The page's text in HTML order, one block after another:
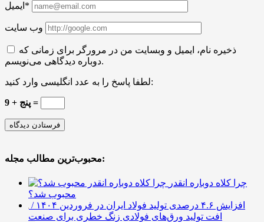
ایمیل*
وب سایت
ذخیره نام، ایمیل و وبسایت من در مرورگر برای زمانی که
دوباره دیدگاهی می‌نویسم.
لطفا پاسخ را به عدد انگلیسی وارد کنید:
9 + پنج =
محبوب‌ترین مطالب مجله:
چرا کلاه دوباره انقدر
محبوب شد؟
افزایش ۴.۶ درصدی تولید فولاد ایران در فروردین ۱۴۰۴ /
افت تولید ورق‌های فولادی زنگ خطری برای صنعت